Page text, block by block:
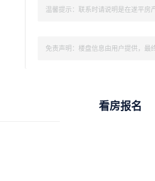
温馨提示：联系时请说明是在遂平房
免责声明：楼盘信息由用户提供，最
看房报名